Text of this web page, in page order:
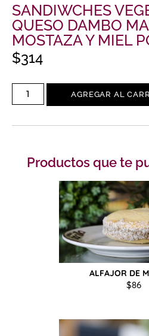
SANDIWCHES
QUESO DAMBO
MOSTAZA Y MIEL
$314
AGREGAR AL
Productos que te
ALFAJOR DE
$86